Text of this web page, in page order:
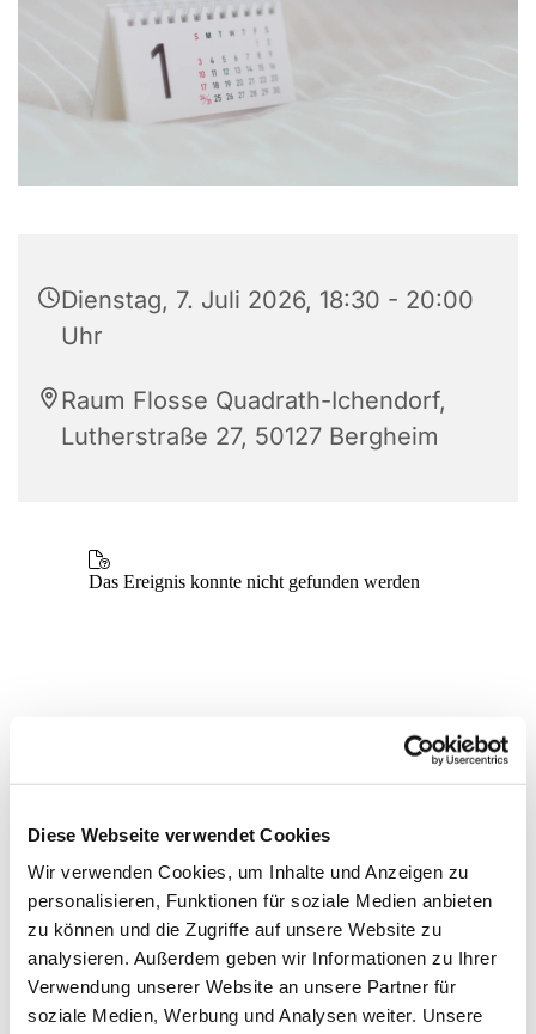
Diese Webseite verwendet Cookies
Wir verwenden Cookies, um Inhalte und Anzeigen zu
personalisieren, Funktionen für soziale Medien anbieten
zu können und die Zugriffe auf unsere Website zu
analysieren. Außerdem geben wir Informationen zu Ihrer
Verwendung unserer Website an unsere Partner für
soziale Medien, Werbung und Analysen weiter. Unsere
Dienstag, 7. Juli 2026, 18:30 - 20:00
Uhr
Raum Flosse Quadrath-Ichendorf,
Lutherstraße 27, 50127 Bergheim